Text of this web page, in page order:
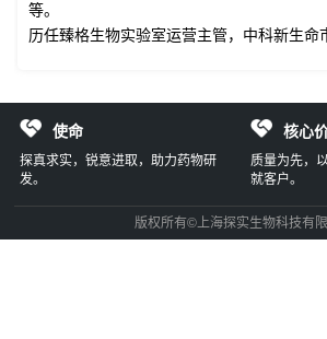
等。
历任臻格生物实验室运营主管，中科新生命
使命
探真求实，锐意进取，助力药物研
发。
核心
质量为先，
就客户。
版权所有©上海探实生物科技有